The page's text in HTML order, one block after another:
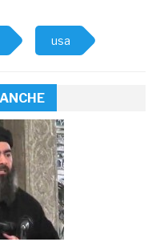
usa